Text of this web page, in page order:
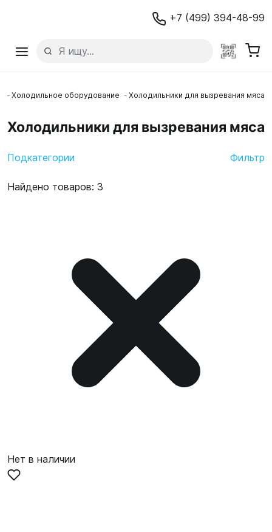
+7 (499) 394-48-99
Холодильное оборудование Холодильники для вызревания мяса
Холодильники для вызревания мяса
Подкатегории Фильтр
Найдено товаров: 3
Нет в наличии